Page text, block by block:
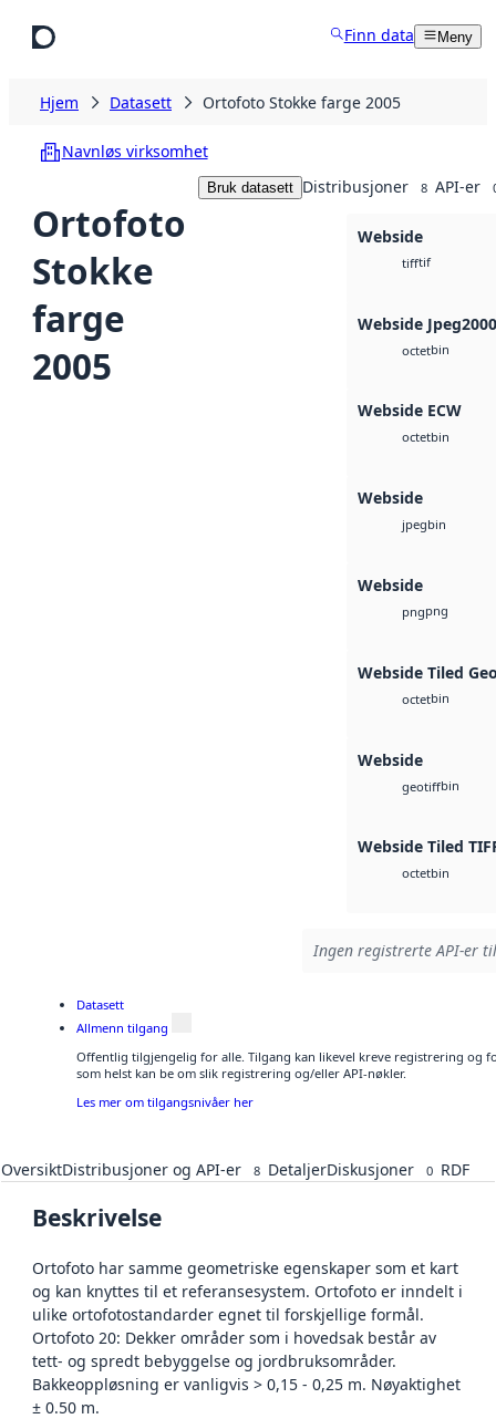
Finn data Meny
Hjem Datasett Ortofoto Stokke farge 2005
Navnløs virksomhet
Ortofoto
Stokke
farge
2005
Bruk datasett Distribusjoner 8 API-er
Webside
tifftif
Webside Jpeg2000
octetbin
Webside ECW
octetbin
Webside
jpegbin
Webside
pngpng
Webside Tiled
octetbin
Webside
geotiffbin
Webside Tiled
octetbin
Ingen registrerte API-er
Datasett
Allmenn tilgang
Offentlig tilgjengelig for alle. Tilgang kan likevel kreve registrering og
som helst kan be om slik registrering og/eller API-nøkler.
Les mer om tilgangsnivåer her
OversiktDistribusjoner og API-er 8 DetaljerDiskusjoner 0 RDF
Beskrivelse
Ortofoto har samme geometriske egenskaper som et kart
og kan knyttes til et referansesystem. Ortofoto er inndelt i
ulike ortofotostandarder egnet til forskjellige formål.
Ortofoto 20: Dekker områder som i hovedsak består av
tett- og spredt bebyggelse og jordbruksområder.
Bakkeoppløsning er vanligvis > 0,15 - 0,25 m. Nøyaktighet
± 0.50 m.